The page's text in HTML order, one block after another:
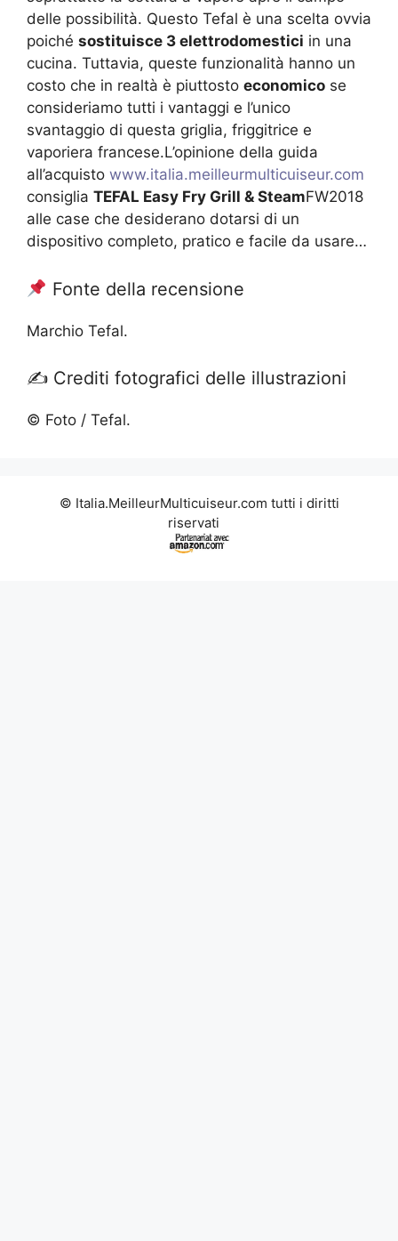
delle possibilità. Questo Tefal è una scelta ovvia
poiché sostituisce 3 elettrodomestici in una
cucina. Tuttavia, queste funzionalità hanno un
costo che in realtà è piuttosto economico se
consideriamo tutti i vantaggi e l’unico
svantaggio di questa griglia, friggitrice e
vaporiera francese.L’opinione della guida
all’acquisto www.italia.meilleurmulticuiseur.com
consiglia TEFAL Easy Fry Grill & SteamFW2018
alle case che desiderano dotarsi di un
dispositivo completo, pratico e facile da usare…
Fonte della recensione
Marchio Tefal.
✍️ Crediti fotografici delle illustrazioni
© Foto / Tefal.
© Italia.MeilleurMulticuiseur.com tutti i diritti
riservati